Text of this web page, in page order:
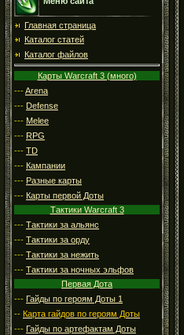
Главная страница
Каталог статей
Каталог файлов
Карты Warcraft 3 (много)
---Arena
--- Defense
--- Melee
--- RPG
--- TD
--- Кампании
--- Разные карты
--- Карты первой Доты
Тактики Warcraft 3
--- Тактики за альянс
--- Тактики за орду
--- Тактики за нежить
--- Тактики за ночных эльфов
Первая Дота
--- Гайды по героям Доты 1
-- Карта гайдов по героям Доты
--- Гайды по артефактам Доты